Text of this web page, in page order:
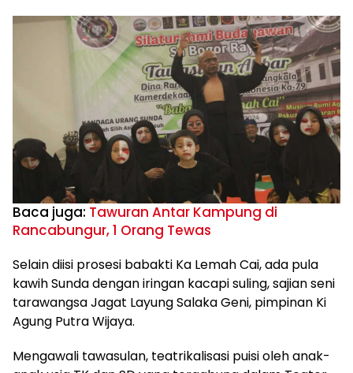
Baca juga: Tawuran Antar Kampung di
Rancabungur, 1 Orang Tewas
Selain diisi prosesi babakti Ka Lemah Cai, ada pula
kawih Sunda dengan iringan kacapi suling, sajian seni
tarawangsa Jagat Layung Salaka Geni, pimpinan Ki
Agung Putra Wijaya.
Mengawali tawasulan, teatrikalisasi puisi oleh anak-